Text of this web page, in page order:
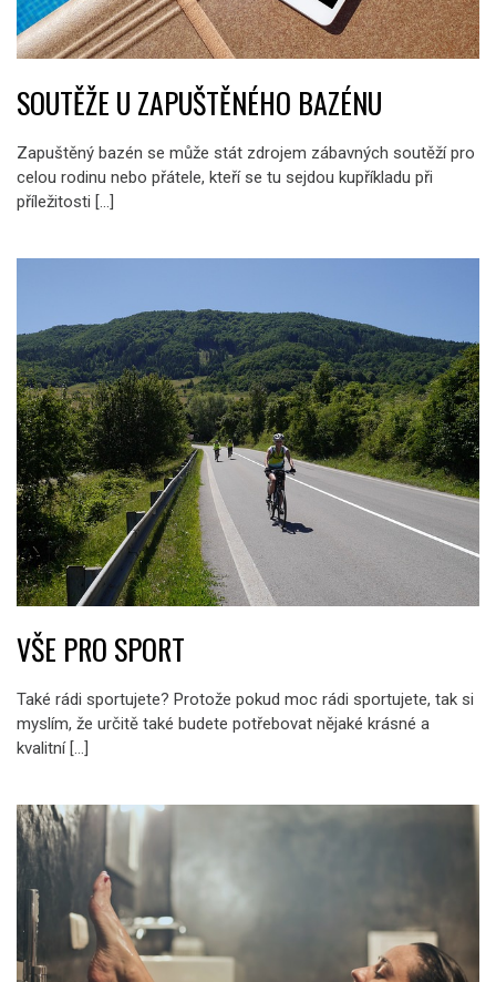
SOUTĚŽE U ZAPUŠTĚNÉHO BAZÉNU
Zapuštěný bazén se může stát zdrojem zábavných soutěží pro
celou rodinu nebo přátele, kteří se tu sejdou kupříkladu při
příležitosti […]
VŠE PRO SPORT
Také rádi sportujete? Protože pokud moc rádi sportujete, tak si
myslím, že určitě také budete potřebovat nějaké krásné a
kvalitní […]